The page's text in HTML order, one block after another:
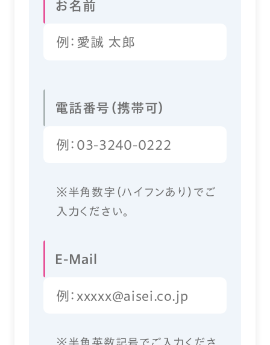
お名前
電話番号（携帯可）
※半角数字（ハイフンあり）でご
入力ください。
E-Mail
※半角英数記号でご入力くださ